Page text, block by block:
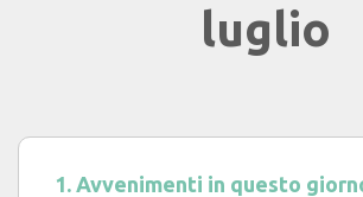
luglio
Avvenimenti in questo